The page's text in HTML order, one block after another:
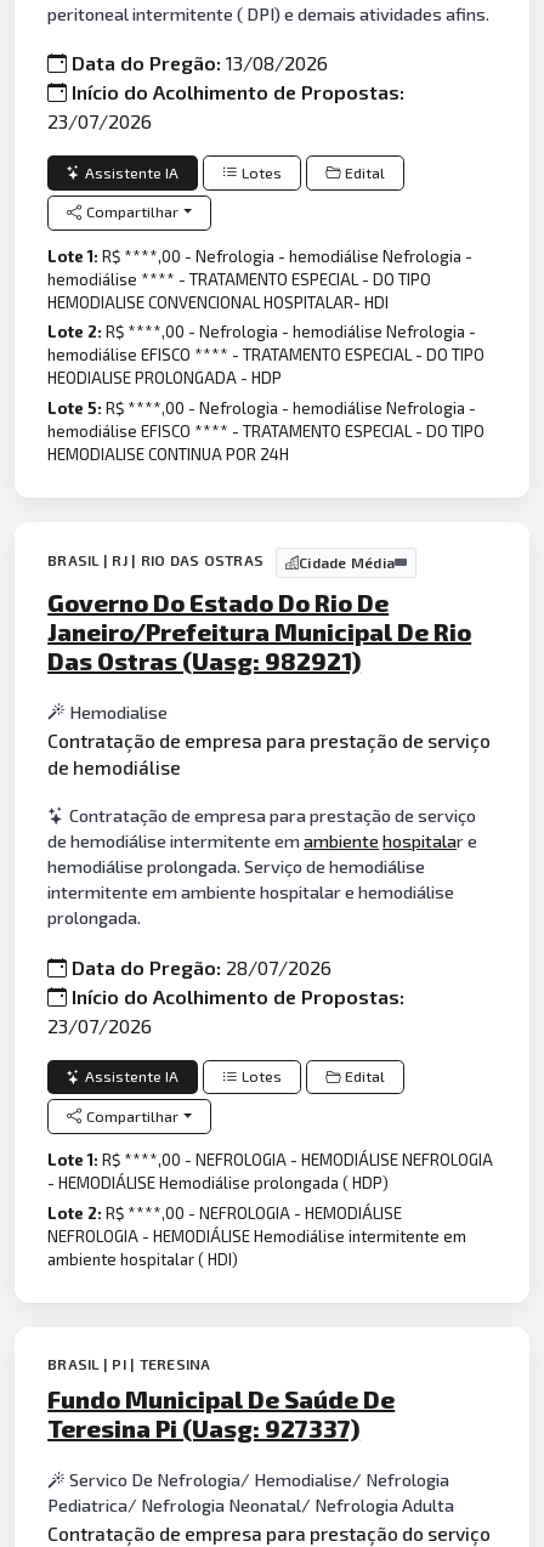
peritoneal intermitente ( DPI) e demais atividades afins.
Data do Pregão:13/08/2026
Início do Acolhimento de Propostas:
23/07/2026
Assistente IA Lotes Edital
Compartilhar
Lote 1:R$ ****,00 - Nefrologia - hemodiálise Nefrologia -
hemodiálise **** - TRATAMENTO ESPECIAL - DO TIPO
HEMODIALISE CONVENCIONAL HOSPITALAR- HDI
Lote 2:R$ ****,00 - Nefrologia - hemodiálise Nefrologia -
hemodiálise EFISCO **** - TRATAMENTO ESPECIAL - DO TIPO
HEODIALISE PROLONGADA - HDP
Lote 5:R$ ****,00 - Nefrologia - hemodiálise Nefrologia -
hemodiálise EFISCO **** - TRATAMENTO ESPECIAL - DO TIPO
HEMODIALISE CONTINUA POR 24H
BRASIL | RJ | RIO DAS OSTRAS Cidade Média
Governo Do Estado Do Rio De
Janeiro/Prefeitura Municipal De Rio
Das Ostras (Uasg: 982921)
Hemodialise
Contratação de empresa para prestação de serviço
de hemodiálise
Contratação de empresa para prestação de serviço
de hemodiálise intermitente emambiente hospitalar e
hemodiálise prolongada. Serviço de hemodiálise
intermitente em ambiente hospitalar e hemodiálise
prolongada.
Data do Pregão: 28/07/2026
Início do Acolhimento de Propostas:
23/07/2026
Assistente IA Lotes Edital
Compartilhar
Lote 1:R$ ****,00 - NEFROLOGIA - HEMODIÁLISE NEFROLOGIA
- HEMODIÁLISE Hemodiálise prolongada ( HDP)
Lote 2:R$ ****,00 - NEFROLOGIA - HEMODIÁLISE
NEFROLOGIA - HEMODIÁLISE Hemodiálise intermitente em
ambiente hospitalar ( HDI)
BRASIL | PI | TERESINA
Fundo Municipal De Saúde De
Teresina Pi (Uasg: 927337)
Servico De Nefrologia/ Hemodialise/ Nefrologia
Pediatrica/ Nefrologia Neonatal/ Nefrologia Adulta
Contratação de empresa para prestação do serviço